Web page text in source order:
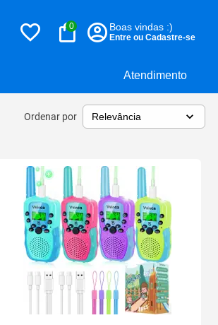
Atendimento
0 Boas vindas :)
Entre ou Cadastre-se
Ordenar por